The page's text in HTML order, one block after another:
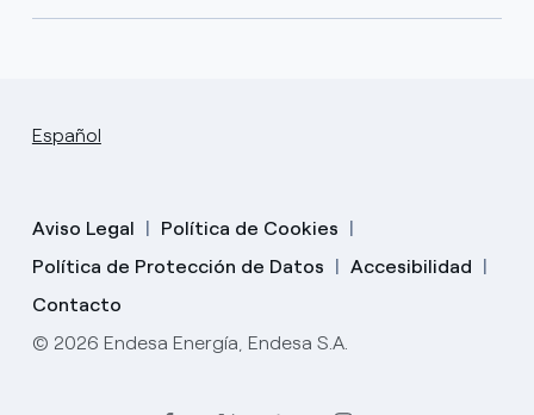
Español
Aviso Legal
Política de Cookies
Política de Protección de Datos
Accesibilidad
Contacto
© 2026 Endesa Energía, Endesa S.A.